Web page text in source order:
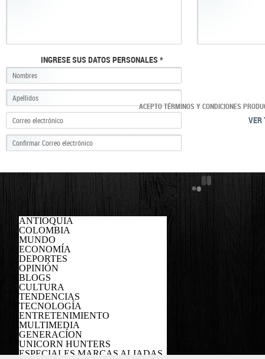
INGRESE SUS DATOS PERSONALES *
ACEPTO TÉRMINOS Y CONDICIONES
VER
ANTIOQUIA
COLOMBIA
MUNDO
ECONOMÍA
DEPORTES
OPINIÓN
BLOGS
CULTURA
TENDENCIAS
TECNOLOGÍA
ENTRETENIMIENTO
MULTIMEDIA
GENERACÍON
UNICORN HUNTERS
ESPECIALES MARCAS ALIADAS